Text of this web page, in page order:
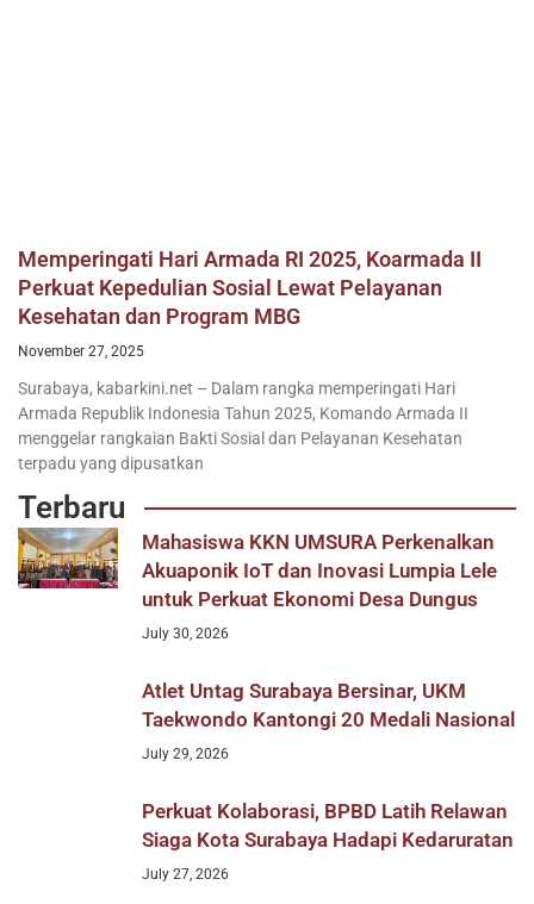
Memperingati Hari Armada RI 2025, Koarmada II
Perkuat Kepedulian Sosial Lewat Pelayanan
Kesehatan dan Program MBG
November 27, 2025
Surabaya, kabarkini.net – Dalam rangka memperingati Hari
Armada Republik Indonesia Tahun 2025, Komando Armada II
menggelar rangkaian Bakti Sosial dan Pelayanan Kesehatan
terpadu yang dipusatkan
Terbaru
Mahasiswa KKN UMSURA Perkenalkan
Akuaponik IoT dan Inovasi Lumpia Lele
untuk Perkuat Ekonomi Desa Dungus
July 30, 2026
Atlet Untag Surabaya Bersinar, UKM
Taekwondo Kantongi 20 Medali Nasional
July 29, 2026
Perkuat Kolaborasi, BPBD Latih Relawan
Siaga Kota Surabaya Hadapi Kedaruratan
July 27, 2026